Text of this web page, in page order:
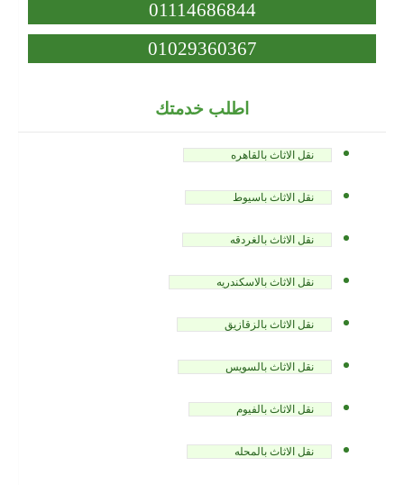
01114686844
01029360367
اطلب خدمتك
نقل الاثاث بالقاهره
نقل الاثاث باسيوط
نقل الاثاث بالغردقه
نقل الاثاث بالاسكندريه
نقل الاثاث بالزقازيق
نقل الاثاث بالسويس
نقل الاثاث بالفيوم
نقل الاثاث بالمحله